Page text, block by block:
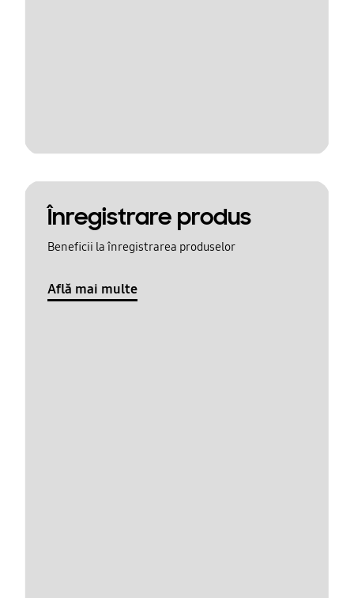
Înregistrare produs
Beneficii la înregistrarea produselor
Află mai multe